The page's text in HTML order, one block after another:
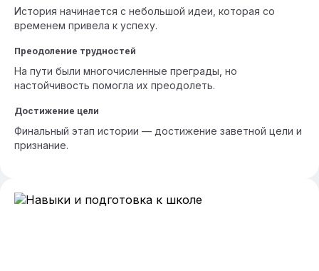
История начинается с небольшой идеи, которая со
временем привела к успеху.
Преодоление трудностей
На пути были многочисленные преграды, но
настойчивость помогла их преодолеть.
Достижение цели
Финальный этап истории — достижение заветной цели и
признание.